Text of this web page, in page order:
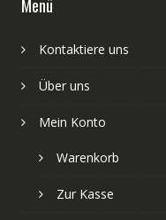
Menü
Kontaktiere uns
Über uns
Mein Konto
Warenkorb
Zur Kasse